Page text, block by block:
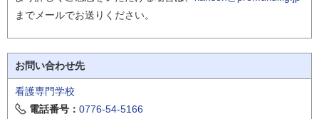
までメールでお送りください。
お問い合わせ先
看護専門学校
電話番号： 0776-54-5166